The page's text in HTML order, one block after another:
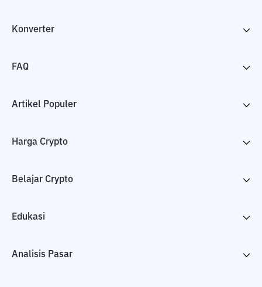
Konverter
FAQ
Artikel Populer
Harga Crypto
Belajar Crypto
Edukasi
Analisis Pasar